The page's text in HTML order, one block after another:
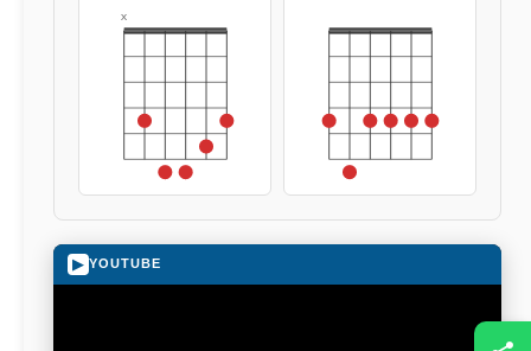
x
▶ YOUTUBE